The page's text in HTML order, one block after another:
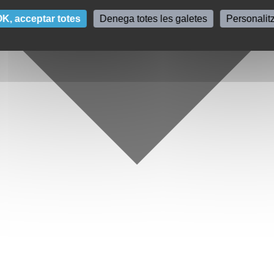
acceptar totes Denega totes les galetes